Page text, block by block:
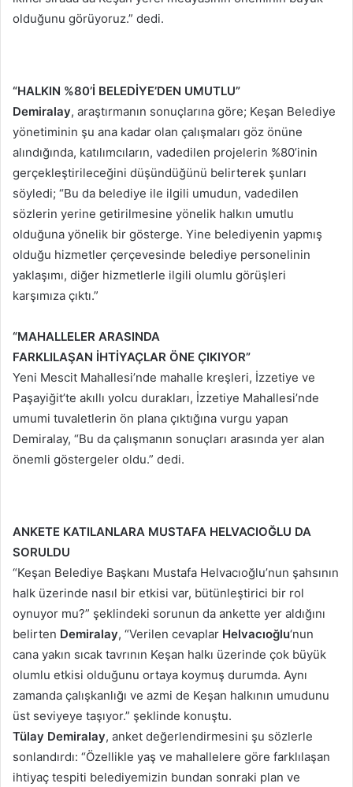
olduğunu görüyoruz.” dedi.
“HALKIN %80’İ BELEDİYE’DEN UMUTLU”
Demiralay, araştırmanın sonuçlarına göre; Keşan Belediye
yönetiminin şu ana kadar olan çalışmaları göz önüne
alındığında, katılımcıların, vadedilen projelerin %80’inin
gerçekleştirileceğini düşündüğünü belirterek şunları
söyledi; “Bu da belediye ile ilgili umudun, vadedilen
sözlerin yerine getirilmesine yönelik halkın umutlu
olduğuna yönelik bir gösterge. Yine belediyenin yapmış
olduğu hizmetler çerçevesinde belediye personelinin
yaklaşımı, diğer hizmetlerle ilgili olumlu görüşleri
karşımıza çıktı.”
“MAHALLELER ARASINDA
FARKLILAŞAN İHTİYAÇLAR ÖNE ÇIKIYOR”
Yeni Mescit Mahallesi’nde mahalle kreşleri, İzzetiye ve
Paşayiğit’te akıllı yolcu durakları, İzzetiye Mahallesi’nde
umumi tuvaletlerin ön plana çıktığına vurgu yapan
Demiralay, “Bu da çalışmanın sonuçları arasında yer alan
önemli göstergeler oldu.” dedi.
ANKETE KATILANLARA MUSTAFA HELVACIOĞLU DA
SORULDU
“Keşan Belediye Başkanı Mustafa Helvacıoğlu’nun şahsının
halk üzerinde nasıl bir etkisi var, bütünleştirici bir rol
oynuyor mu?” şeklindeki sorunun da ankette yer aldığını
belirten Demiralay, “Verilen cevaplar Helvacıoğlu‘nun
cana yakın sıcak tavrının Keşan halkı üzerinde çok büyük
olumlu etkisi olduğunu ortaya koymuş durumda. Aynı
zamanda çalışkanlığı ve azmi de Keşan halkının umudunu
üst seviyeye taşıyor.” şeklinde konuştu.
Tülay Demiralay, anket değerlendirmesini şu sözlerle
sonlandırdı: “Özellikle yaş ve mahallelere göre farklılaşan
ihtiyaç tespiti belediyemizin bundan sonraki plan ve